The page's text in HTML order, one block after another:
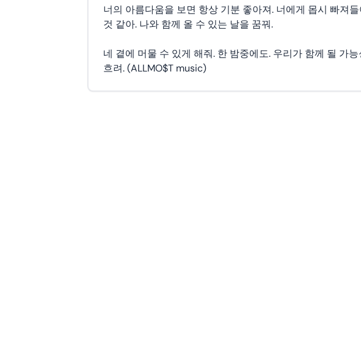
너의 아름다움을 보면 항상 기분 좋아져. 너에게 몹시 빠져
것 같아. 나와 함께 올 수 있는 날을 꿈꿔.
네 곁에 머물 수 있게 해줘. 한 밤중에도. 우리가 함께 될 가능
흐려. (ALLMO$T music)